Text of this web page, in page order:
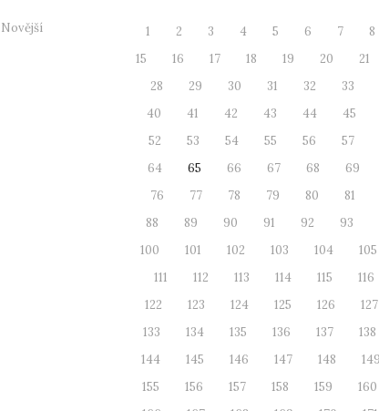
Novější 1 2 3 4 5 6 7 8
15
16 17 18 19 20 21
28
29 30 31 32 33
40
41 42 43 44 45
52
53 54 55 56 57
64
65 66 67 68 69
76
77 78 79 80 81
88
89 90 91 92 93
100
101 102 103 104 105
111
112 113 114 115 116
122
123 124 125 126 127
133
134 135 136 137 138
144
145 146 147 148 149
155
156 157 158 159 160